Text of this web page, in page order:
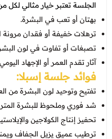
عروض العلاج الطبيعي
الجلسة تعتبر خيار مثالي لكل
بهتان أو تعب في البشرة.
ترهلات خفيفة أو فقدان مرونة
تصبغات أو تفاوت في لون
آثار تقدم العمر أو الإجهاد اليومي.
فوائد جلسة إسبلا:
تفتيح وتوحيد لون البشرة من
شد فوري وملحوظ للبشرة
تحفيز إنتاج الكولاجين
ترطيب عميق يزيل الجفاف